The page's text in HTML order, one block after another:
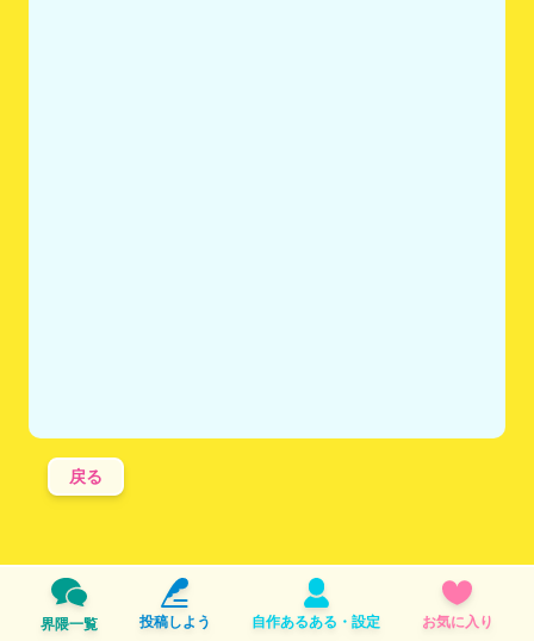
戻る
界隈一覧 投稿しよう 自作あるある・設定 お気に入り